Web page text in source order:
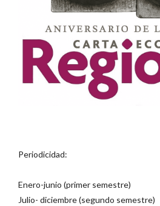
Periodicidad:
Enero-junio (primer semestre)
Julio- diciembre (segundo semestre)